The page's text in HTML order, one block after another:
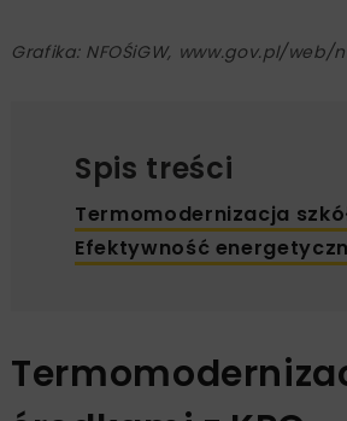
Grafika: NFOŚiGW, www.gov.pl/web/
Spis treści
Termomodernizacja
Efektywność